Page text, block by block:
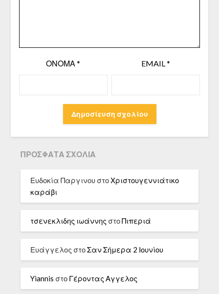
ΌΝΟΜΑ* EMAIL*
ΠΡΌΣΦΑΤΑ ΣΧΌΛΙΑ
Ευδοκία Παργινου στοΧριστουγεννιάτικο
καράβι
τσενεκλιδης ιωάννης στοΠιπεριά
Ευάγγελος στοΣαν Σήμερα 2 Ιουνίου
Yiannis στο Γέροντας Αγγελος